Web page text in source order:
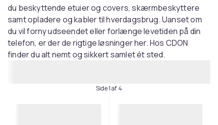
du beskyttende etuier og covers, skærmbeskyttere
samt opladere og kabler til hverdagsbrug. Uanset om
du vil forny udseendet eller forlænge levetiden på din
telefon, er der de rigtige løsninger her. Hos CDON
finder du alt nemt og sikkert samlet ét sted.
Side 1 af 4